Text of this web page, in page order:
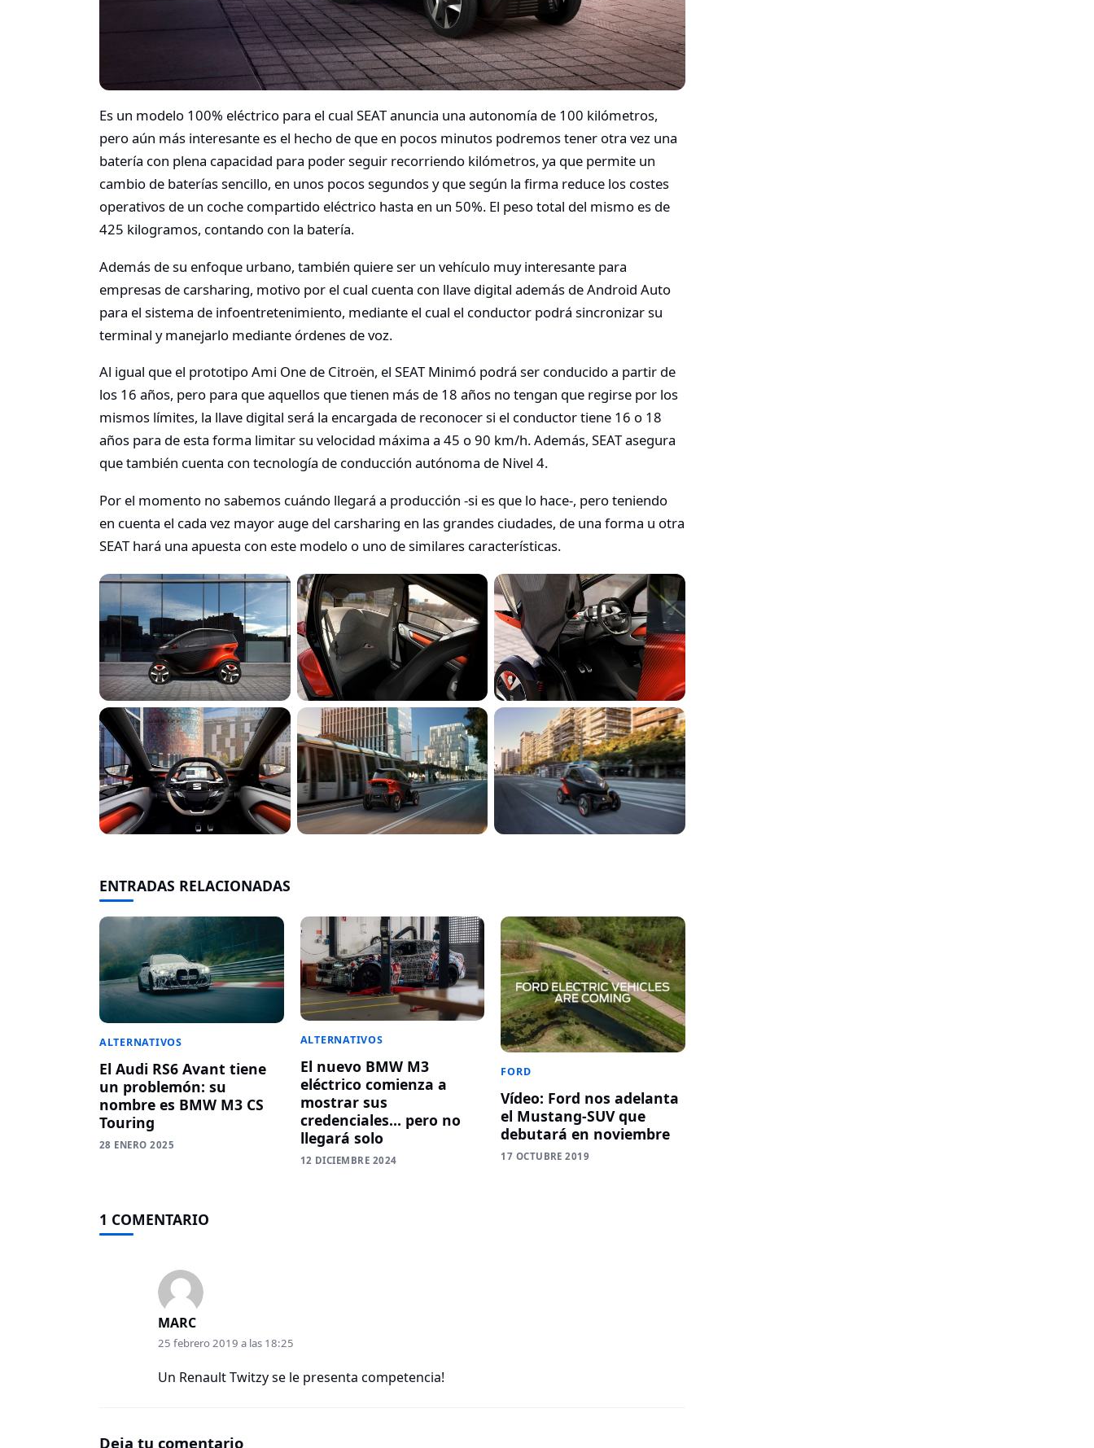
Es un modelo 100% eléctrico para el cual SEAT anuncia una autonomía de 100 kilómetros,
pero aún más interesante es el hecho de que en pocos minutos podremos tener otra vez una
batería con plena capacidad para poder seguir recorriendo kilómetros, ya que permite un
cambio de baterías sencillo, en unos pocos segundos y que según la firma reduce los costes
operativos de un coche compartido eléctrico hasta en un 50%. El peso total del mismo es de
425 kilogramos, contando con la batería.
Además de su enfoque urbano, también quiere ser un vehículo muy interesante para
empresas de carsharing, motivo por el cual cuenta con llave digital además de Android Auto
para el sistema de infoentretenimiento, mediante el cual el conductor podrá sincronizar su
terminal y manejarlo mediante órdenes de voz.
Al igual que el prototipo Ami One de Citroën, el SEAT Minimó podrá ser conducido a partir de
los 16 años, pero para que aquellos que tienen más de 18 años no tengan que regirse por los
mismos límites, la llave digital será la encargada de reconocer si el conductor tiene 16 o 18
años para de esta forma limitar su velocidad máxima a 45 o 90 km/h. Además, SEAT asegura
que también cuenta con tecnología de conducción autónoma de Nivel 4.
Por el momento no sabemos cuándo llegará a producción -si es que lo hace-, pero teniendo
en cuenta el cada vez mayor auge del carsharing en las grandes ciudades, de una forma u otra
SEAT hará una apuesta con este modelo o uno de similares características.
ENTRADAS RELACIONADAS
ALTERNATIVOS
El Audi RS6 Avant tiene
un problemón: su
nombre es BMW M3 CS
Touring
28 ENERO 2025
ALTERNATIVOS
El nuevo BMW M3
eléctrico comienza a
mostrar sus
credenciales… pero no
llegará solo
12 DICIEMBRE 2024
FORD
Vídeo: Ford nos adelanta
el Mustang-SUV que
debutará en noviembre
17 OCTUBRE 2019
1 COMENTARIO
MARC
25 febrero 2019 a las 18:25
Un Renault Twitzy se le presenta competencia!
Deja tu comentario